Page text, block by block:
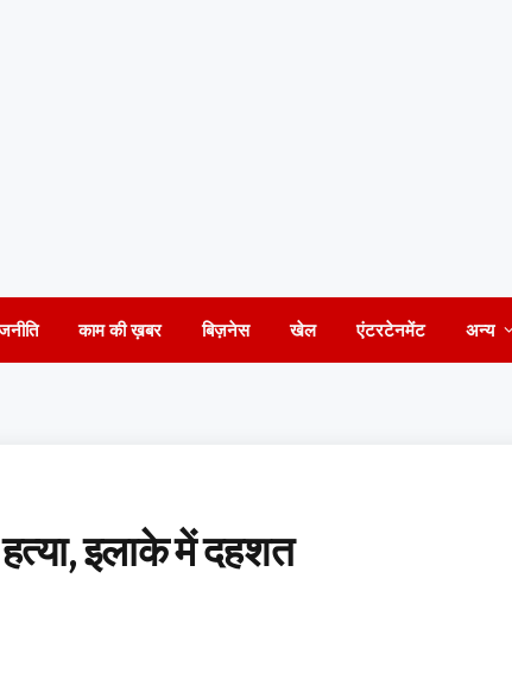
काम की ख़बर बिज़नेस खेल एंटरटेनमेंट अन्य
हत्या, इलाके में दहशत